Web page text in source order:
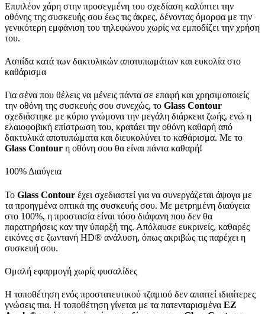
Επιπλέον χάρη στην προσεγμένη του σχεδίαση καλύπτει την
οθόνης της συσκευής σου έως τις άκρες, δένοντας όμορφα με την
γενικότερη εμφάνιση του τηλεφώνου χωρίς να εμποδίζει την χρήση
του.
Ασπίδα κατά των δακτυλικών αποτυπωμάτων και ευκολία στο
καθάρισμα
Για σένα που θέλεις να μένεις πάντα σε επαφή και χρησιμοποιείς
την οθόνη της συσκευής σου συνεχώς, το Glass Contour
σχεδιάστηκε με κύριο γνώμονα την μεγάλη διάρκεια ζωής, ενώ η
ελαιοφοβική επίστρωση του, κρατάει την οθόνη καθαρή από
δακτυλικά αποτυπώματα και διευκολύνει το καθάρισμα. Με το
Glass Contour η οθόνη σου θα είναι πάντα καθαρή!
100% Διαύγεια
Το Glass Contour έχει σχεδιαστεί για να συνεργάζεται άψογα με
τα προηγμένα οπτικά της συσκευής σου. Με μετρημένη διαύγεια
στο 100%, η προστασία είναι τόσο διάφανη που δεν θα
παρατηρήσεις καν την ύπαρξή της. Απόλαυσε ευκρινείς, καθαρές
εικόνες σε ζωντανή HD® ανάλυση, όπως ακριβώς τις παρέχει η
συσκευή σου.
Ομαλή εφαρμογή χωρίς φυσαλίδες
Η τοποθέτηση ενός προστατευτικού τζαμιού δεν απαιτεί ιδιαίτερες
γνώσεις πια. Η τοποθέτηση γίνεται με τα πατενταρισμένα EZ